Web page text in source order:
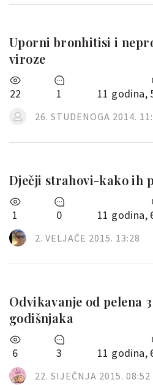
Uporni bronhitisi i
viroze
22 1 11 godina,
26. STUDENOGA 2014.
Dječji strahovi-kako ih
1 0 11 godina,
2. VELJAČE 2015. 13:28
Odvikavanje od pelena 3
godišnjaka
6 3 11 godina,
22. SIJEČNJA 2015. 08:52